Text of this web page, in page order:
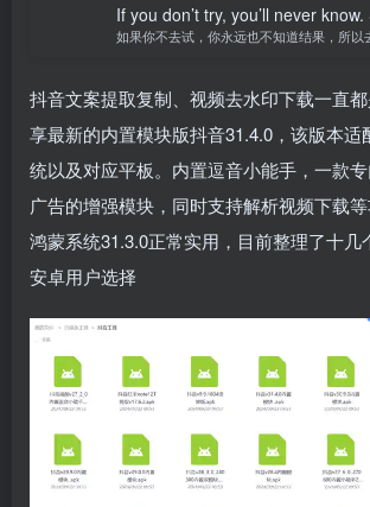
If you don’t try, you’ll never know.
如果你不去试，你永远也不知道结果，所以
抖音文案提取复制、视频去水印下载一直
享最新的内置模块版抖音31.4.0，该版本适
统以及对应平板。内置逗音小能手，一款
广告的增强模块，同时支持解析视频下载
鸿蒙系统31.3.0正常实用，目前整理了十几
安卓用户选择